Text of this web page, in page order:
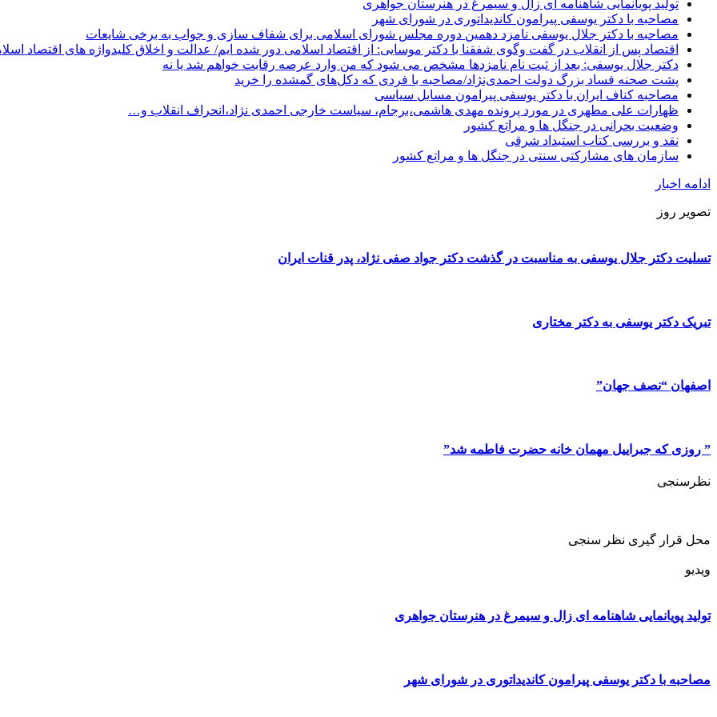
تولید پویانمایی شاهنامه ای زال و سیمرغ در هنرستان جواهری
مصاحبه با دکتر یوسفی پیرامون کاندیداتوری در شورای شهر
مصاحبه با دکتر جلال یوسفی نامزد دهمین دوره مجلس شورای اسلامی برای شفاف سازی و جواب به برخی شایعات
اقتصاد پس از انقلاب در گفت وگوی شفقنا با دکتر موسایی: از اقتصاد اسلامی دور شده ایم/ عدالت و اخلاق کلیدواژه های اقتصاد
دکتر جلال یوسفی: بعد از ثبت نام نامزدها مشخص می شود که من وارد عرصه رقابت خواهم شد یا نه
پشت صحنه فساد بزرگ دولت احمدی‌نژاد/مصاحبه با فردی که دکل‌های گمشده را خرید
مصاحبه کناف ایران با دکتر یوسفی پیرامون مسایل سیاسی
ظهارات علی مطهری در مورد پرونده مهدی هاشمی،برجام، سیاست خارجی احمدی نژاد،انحراف انقلاب و…
وضعیت بحرانی در جنگل ها و مراتع کشور
نقد و بررسی کتاب استبداد شرقی
سازمان های مشارکتی سنتی در جنگل ها و مراتع کشور
ادامه اخبار
تصویر روز
تسلیت دکتر جلال یوسفی به مناسبت در گذشت دکتر جواد صفی نژاد، پدر قنات ایران
تبریک دکتر یوسفی به دکتر مختاری
اصفهان “نصف جهان”
” روزی که جبراییل مهمان خانه حضرت فاطمه شد”
نظرسنجی
محل قرار گیری نظر سنجی
ویدیو
تولید پویانمایی شاهنامه ای زال و سیمرغ در هنرستان جواهری
مصاحبه با دکتر یوسفی پیرامون کاندیداتوری در شورای شهر